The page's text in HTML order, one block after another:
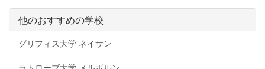
他のおすすめの学校
グリフィス大学 ネイサン